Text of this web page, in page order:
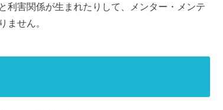
利害関係が生まれたりして、メンター・メンテ
ません。